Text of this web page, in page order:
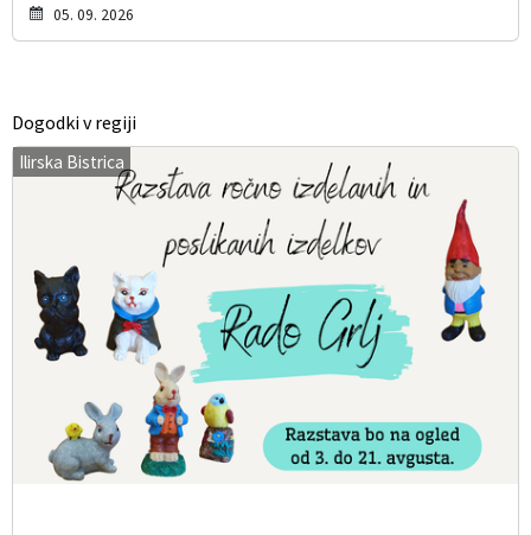
05. 09. 2026
Dogodki v regiji
Ilirska Bistrica